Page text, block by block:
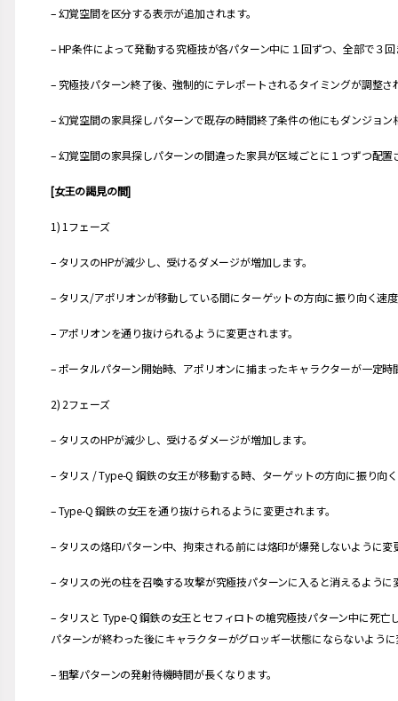
– 幻覚空間を区分する表示が追加されます。
– HP条件によって発動する究極技が各パターン中に１回ずつ、全部で３
– 究極技パターン終了後、強制的にテレポートされるタイミングが調整さ
– 幻覚空間の家具探しパターンで既存の時間終了条件の他にもダンジョ
– 幻覚空間の家具探しパターンの間違った家具が区域ごとに１つずつ配
[女王の謁見の間]
1) 1フェーズ
– タリスのHPが減少し、受けるダメージが増加します。
– タリス/アポリオンが移動している間にターゲットの方向に振り向く速
– アポリオンを通り抜けられるように変更されます。
– ポータルパターン開始時、アポリオンに捕まったキャラクターが一定
2) 2フェーズ
– タリスのHPが減少し、受けるダメージが増加します。
– タリス / Type-Q 鋼鉄の女王が移動する時、ターゲットの方向に振り向
– Type-Q 鋼鉄の女王を通り抜けられるように変更されます。
– タリスの烙印パターン中、拘束される前には烙印が爆発しないように
– タリスの光の柱を召喚する攻撃が究極技パターンに入ると消えるように
– タリスと Type-Q 鋼鉄の女王とセフィロトの槍究極技パターン中に死
パターンが終わった後にキャラクターがグロッギー状態にならないよう
– 狙撃パターンの発射待機時間が長くなります。